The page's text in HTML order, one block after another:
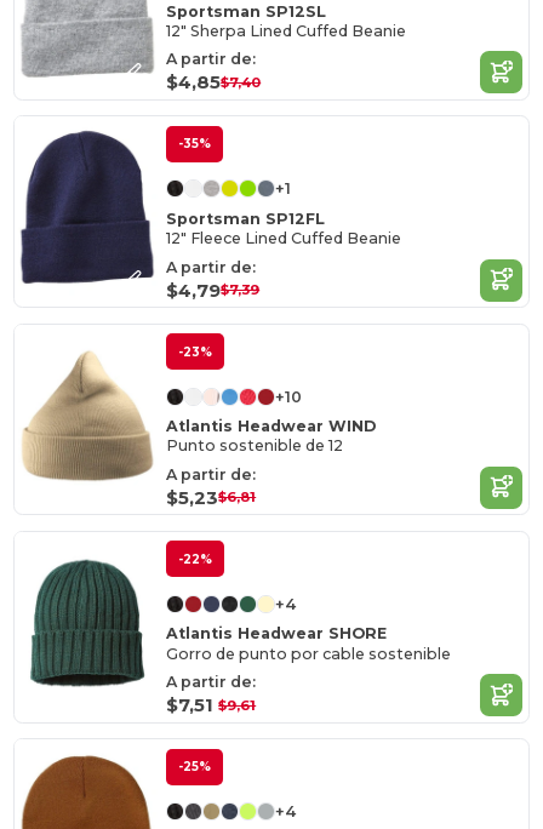
Sportsman SP12SL
12" Sherpa Lined Cuffed Beanie
A partir de:
$4,85$7,40
-35%
+1
Sportsman SP12FL
12" Fleece Lined Cuffed Beanie
A partir de:
$4,79$7,39
-23%
+10
Atlantis Headwear WIND
Punto sostenible de 12
A partir de:
$5,23$6,81
-22%
+4
Atlantis Headwear SHORE
Gorro de punto por cable sostenible
A partir de:
$7,51 $9,61
-25%
+4